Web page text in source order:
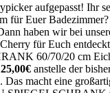
aufgepasst! Ihr
für Euer
haben wir bei
für Euch
60/70/20 cm
anstelle der
Das macht eine